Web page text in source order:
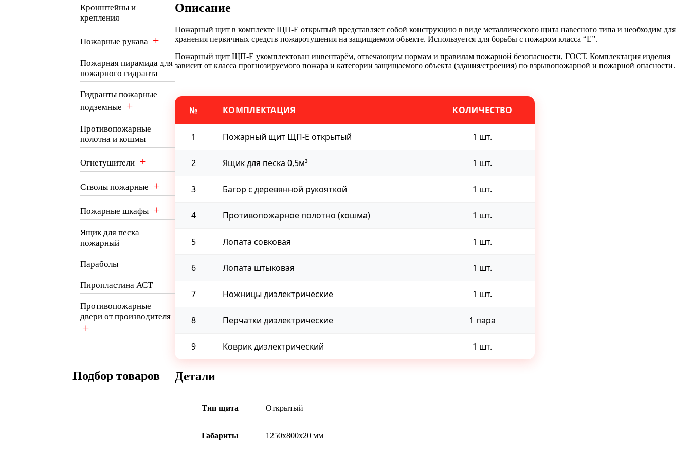
Кронштейны и
крепления
Пожарные рукава +
Пожарная пирамида для
пожарного гидранта
Гидранты пожарные
подземные +
Противопожарные
полотна и кошмы
Огнетушители +
Стволы пожарные +
Пожарные шкафы +
Ящик для песка
пожарный
Параболы
Пиропластина АСТ
Противопожарные
двери от производителя
+
Подбор товаров
Описание
Пожарный щит в комплекте ЩП-Е открытый представляет собой конструкцию в виде металлического щита навесного типа и необходим для
хранения первичных средств пожаротушения на защищаемом объекте. Используется для борьбы с пожаром класса “Е”.
Пожарный щит ЩП-Е укомплектован инвентарём, отвечающим нормам и правилам пожарной безопасности, ГОСТ. Комплектация изделия
зависит от класса прогнозируемого пожара и категории защищаемого объекта (здания/строения) по взрывопожарной и пожарной опасности.
№ КОМПЛЕКТАЦИЯ КОЛИЧЕСТВО
1 Пожарный щит ЩП-Е открытый 1 шт.
2 Ящик для песка 0,5м³ 1 шт.
3 Багор с деревянной рукояткой 1 шт.
4 Противопожарное полотно (кошма) 1 шт.
5 Лопата совковая 1 шт.
6 Лопата штыковая 1 шт.
7 Ножницы диэлектрические 1 шт.
8 Перчатки диэлектрические 1 пара
9 Коврик диэлектрический 1 шт.
Детали
Тип щита Открытый
Габариты 1250x800x20 мм